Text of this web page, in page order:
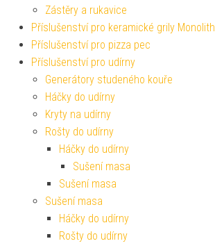
Zástěry a rukavice
Příslušenství pro keramické grily Monolith
Příslušenství pro pizza pec
Příslušenství pro udírny
Generátory studeného kouře
Háčky do udírny
Kryty na udírny
Rošty do udírny
Háčky do udírny
Sušení masa
Sušení masa
Sušení masa
Háčky do udírny
Rošty do udírny